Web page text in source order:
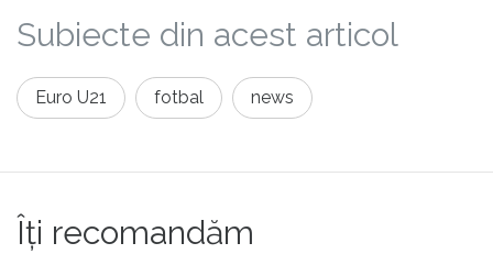
Subiecte din acest articol
Euro U21 fotbal news
Îți recomandăm